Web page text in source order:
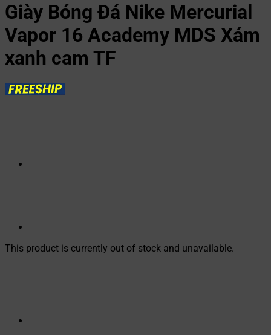
Giày Bóng Đá Nike Mercurial
Vapor 16 Academy MDS Xám
xanh cam TF
This product is currently out of stock and unavailable.